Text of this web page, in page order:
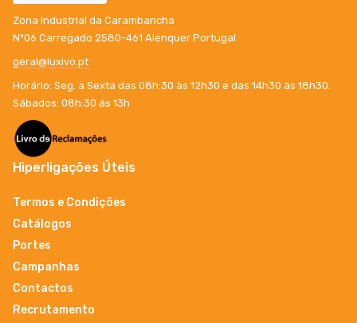
Zona Industrial da Carambancha
Nº06 Carregado 2580-461 Alenquer Portugal
geral@luxivo.pt
Horário: Seg. a Sexta das 08h:30 às 12h30 e das 14h30 às 18h30.
Sábados: 08h:30 ás 13h
Hiperligações Úteis
Termos e Condições
Catálogos
Portes
Campanhas
Contactos
Recrutamento